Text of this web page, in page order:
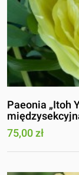
Paeonia „Itoh
75,00 zł